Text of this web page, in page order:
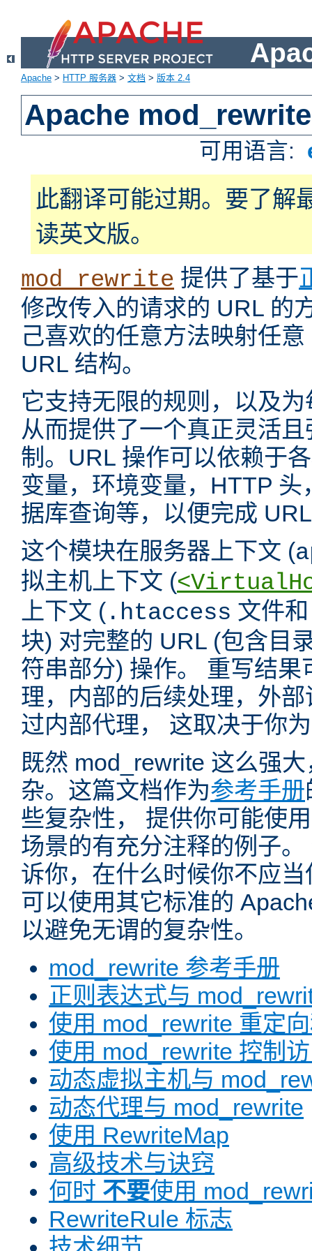
Apache > HTTP 服务器 > 文档 > 版本 2.4
Apache mod_rewrite
可用语言:
此翻译可能过期。要了解
读英文版。
mod_rewrite 提供了基于
修改传入的请求的 URL 的
己喜欢的任意方法映射任
URL 结构。
它支持无限的规则，以及
从而提供了一个真正灵活
制。URL 操作可以依赖于
变量，环境变量，HTTP
据库查询等，以便完成
这个模块在服务器上下文 (
拟主机上下文 (
上下文 ( .htaccess 文件
块) 对完整的 URL (包含目
符串部分) 操作。 重写结
理，内部的后续处理，外
过内部代理， 这取决于你
既然 mod_rewrite 这么强
杂。这篇文档作为参考手册
些复杂性， 提供你可能使
场景的有充分注释的例子
诉你，在什么时候你不应
可以使用其它标准的
以避免无谓的复杂性。
mod_rewrite 参考手册
正则表达式与
使用 mod_rewrite 重定
使用 mod_rewrite 控制
动态虚拟主机与
动态代理与 mod_rewrite
使用 RewriteMap
高级技术与诀窍
何时 不要使用
RewriteRule 标志